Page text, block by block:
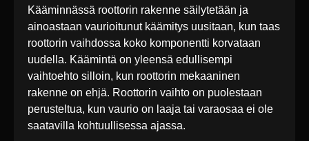
Kääminnässä roottorin rakenne säilytetään ja
ainoastaan vaurioitunut käämitys uusitaan, kun taas
roottorin vaihdossa koko komponentti korvataan
uudella. Käämintä on yleensä edullisempi
vaihtoehto silloin, kun roottorin mekaaninen
rakenne on ehjä. Roottorin vaihto on puolestaan
perusteltua, kun vaurio on laaja tai varaosaa ei ole
saatavilla kohtuullisessa ajassa.